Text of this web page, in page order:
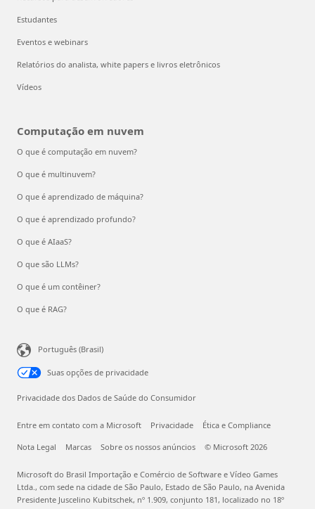
Estudantes
Eventos e webinars
Relatórios do analista, white papers e livros eletrônicos
Vídeos
Computação em nuvem
O que é computação em nuvem?
O que é multinuvem?
O que é aprendizado de máquina?
O que é aprendizado profundo?
O que é AIaaS?
O que são LLMs?
O que é um contêiner?
O que é RAG?
Português (Brasil)
Suas opções de privacidade
Privacidade dos Dados de Saúde do Consumidor
Entre em contato com a Microsoft Privacidade Ética e Compliance
Nota Legal Marcas Sobre os nossos anúncios © Microsoft 2026
Microsoft do Brasil Importação e Comércio de Software e Vídeo Games
Ltda., com sede na cidade de São Paulo, Estado de São Paulo, na Avenida
Presidente Juscelino Kubitschek, nº 1.909, conjunto 181, localizado no 18º